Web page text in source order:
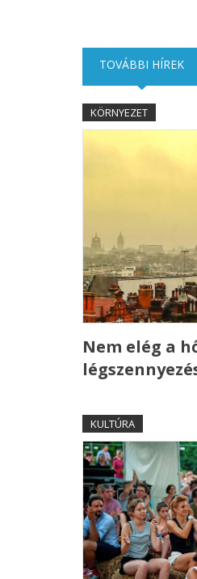
TOVÁBBI HÍREK
KÖRNYEZET
Nem elég a
KULTÚRA